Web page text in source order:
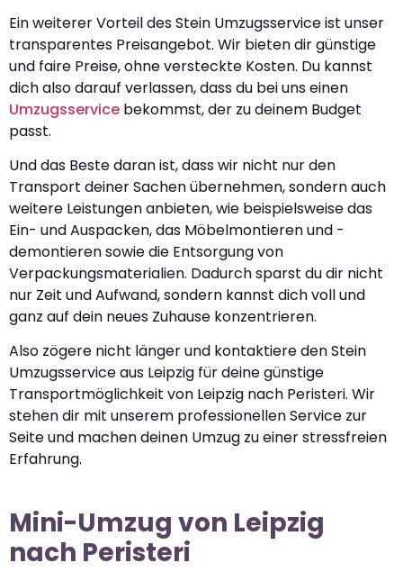
Ein weiterer Vorteil des Stein Umzugsservice ist unser
transparentes Preisangebot. Wir bieten dir günstige
und faire Preise, ohne versteckte Kosten. Du kannst
dich also darauf verlassen, dass du bei uns einen
Umzugsservice bekommst, der zu deinem Budget
passt.
Und das Beste daran ist, dass wir nicht nur den
Transport deiner Sachen übernehmen, sondern auch
weitere Leistungen anbieten, wie beispielsweise das
Ein- und Auspacken, das Möbelmontieren und -
demontieren sowie die Entsorgung von
Verpackungsmaterialien. Dadurch sparst du dir nicht
nur Zeit und Aufwand, sondern kannst dich voll und
ganz auf dein neues Zuhause konzentrieren.
Also zögere nicht länger und kontaktiere den Stein
Umzugsservice aus Leipzig für deine günstige
Transportmöglichkeit von Leipzig nach Peristeri. Wir
stehen dir mit unserem professionellen Service zur
Seite und machen deinen Umzug zu einer stressfreien
Erfahrung.
Mini-Umzug von Leipzig
nach Peristeri